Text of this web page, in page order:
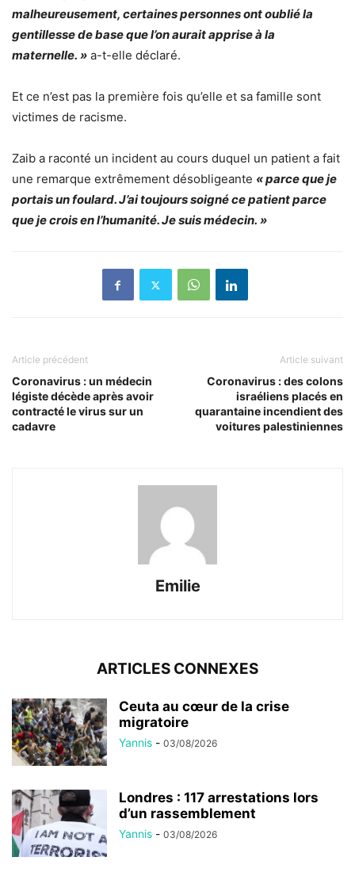
malheureusement, certaines personnes ont oublié la
gentillesse de base que l’on aurait apprise à la
maternelle. » a-t-elle déclaré.
Et ce n’est pas la première fois qu’elle et sa famille sont
victimes de racisme.
Zaib a raconté un incident au cours duquel un patient a fait
une remarque extrêmement désobligeante « parce que je
portais un foulard. J’ai toujours soigné ce patient parce
que je crois en l’humanité. Je suis médecin. »
Article précédent
Coronavirus : un médecin
légiste décède après avoir
contracté le virus sur un
cadavre
Article suivant
Coronavirus : des colons
israéliens placés en
quarantaine incendient des
voitures palestiniennes
Emilie
ARTICLES CONNEXES
Ceuta au cœur de la crise
migratoire
Yannis - 03/08/2026
Londres : 117 arrestations lors
d’un rassemblement
Yannis - 03/08/2026